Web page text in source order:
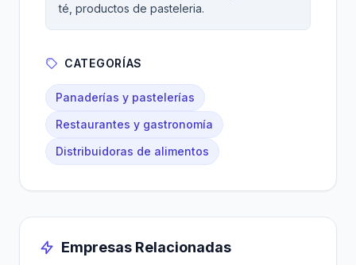
té, productos de pasteleria.
CATEGORÍAS
Panaderías y pastelerías
Restaurantes y gastronomía
Distribuidoras de alimentos
Empresas Relacionadas